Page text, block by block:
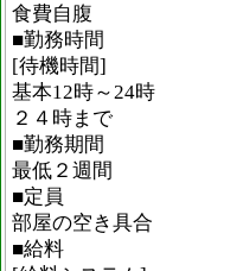
食費自腹
■勤務時間
[待機時間]
基本12時～24時
２４時まで
■勤務期間
最低２週間
■定員
部屋の空き具合
■給料